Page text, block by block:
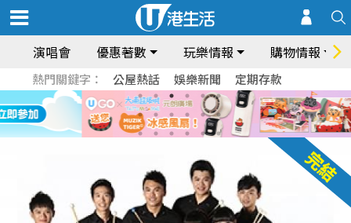
演唱會 優惠著數 玩樂情報 購物情報
熱門關鍵字： 公屋熱話 娛樂新聞 定期存款